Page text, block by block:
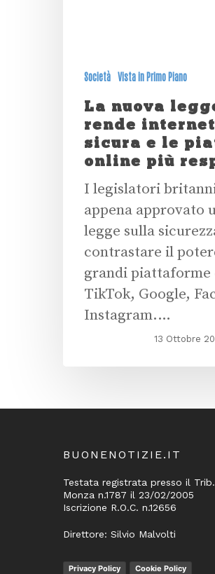
Società Vista in Primo Piano
La nuova
rende
sicura e le
online più
I legislatori
appena approvato
legge sulla
contrastare il
grandi piattaforme
TikTok, Google,
Instagram.…
13 Ottobre
BUONENOTIZIE.IT
Testata registrata presso il
Monza n.1787 il 23/02/2005
Iscrizione R.O.C. n.12656
Direttore: Silvio Malvolti
Privacy Policy Cookie Policy